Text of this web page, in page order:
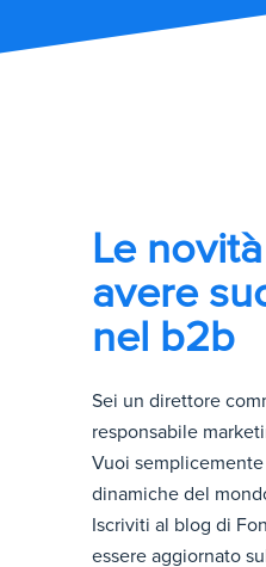
Le
avere
nel b2b
Sei un direttore
responsabile
Vuoi
dinamiche del
Iscriviti al blog di
essere aggiornato